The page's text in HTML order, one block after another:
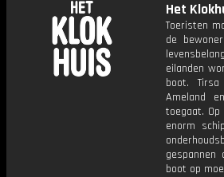
Het
Toeristen
de
eilanden
boot.
Ameland
toegaat.
enorm
boot op